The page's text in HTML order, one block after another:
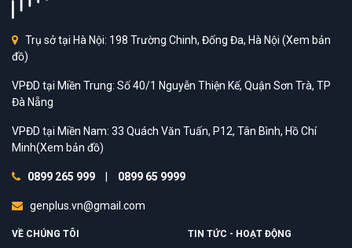
Trụ sở tại Hà Nội: 198 Trường Chinh, Đống Đa, Hà Nội (Xem bản
đồ)
VPĐD tại Miền Trung: Số 40/1 Nguyễn Thiện Kế, Quận Sơn Trà, TP
Đà Nẵng
VPĐD tại Miền Nam: 33 Quách Văn Tuấn, P12, Tân Bình, Hồ Chí
Minh(Xem bản đồ)
0899 265 999 0899 65 9999
genplus.vn@gmail.com
VỀ CHÚNG TÔI TIN TỨC - HOẠT ĐỘNG